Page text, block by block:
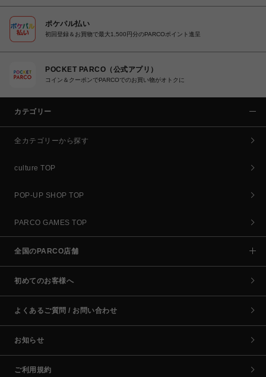
ポケパル払い
初回登録＆お買物で最大1,500円分のPARCOポイント進呈
POCKET PARCO（公式アプリ）
コイン＆クーポンでPARCOでのお買い物がオトクに
カテゴリー
全カテゴリーから探す
culture TOP
POP-UP SHOP TOP
PARCO GAMES TOP
全国のPARCO店舗
初めてのお客様へ
よくあるご質問 / お問い合わせ
お知らせ
ご利用規約